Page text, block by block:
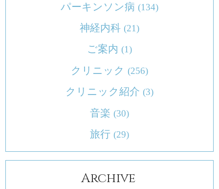
パーキンソン病 (134)
神経内科 (21)
ご案内 (1)
クリニック (256)
クリニック紹介 (3)
音楽 (30)
旅行 (29)
Archive